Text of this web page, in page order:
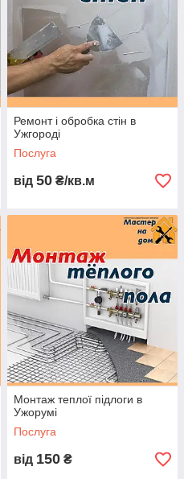
Ремонт і обробка стін в
Ужгороді
Послуга
від 50 ₴/кв.м
Монтаж теплої підлоги в
Ужорумі
Послуга
від 150 ₴